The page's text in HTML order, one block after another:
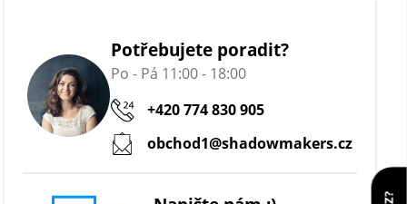
Potřebujete poradit?
Po - Pá 11:00 - 18:00
+420 774 830 905
obchod1@shadowmakers.cz